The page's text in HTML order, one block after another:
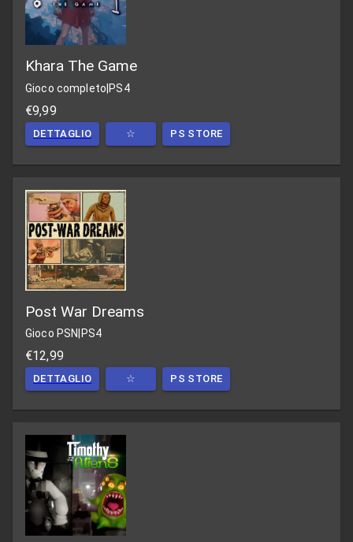
Khara The Game
Gioco completo PS4
€9,99
DETTAGLIO ☆ PS STORE
Post War Dreams
Gioco PSN PS4
€12,99
DETTAGLIO ☆ PS STORE